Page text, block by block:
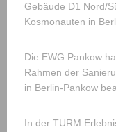
Gebäude D1 Nord/
Kosmonauten in
Die EWG Pankow
Rahmen der
in Berlin-Pankow
In der TURM